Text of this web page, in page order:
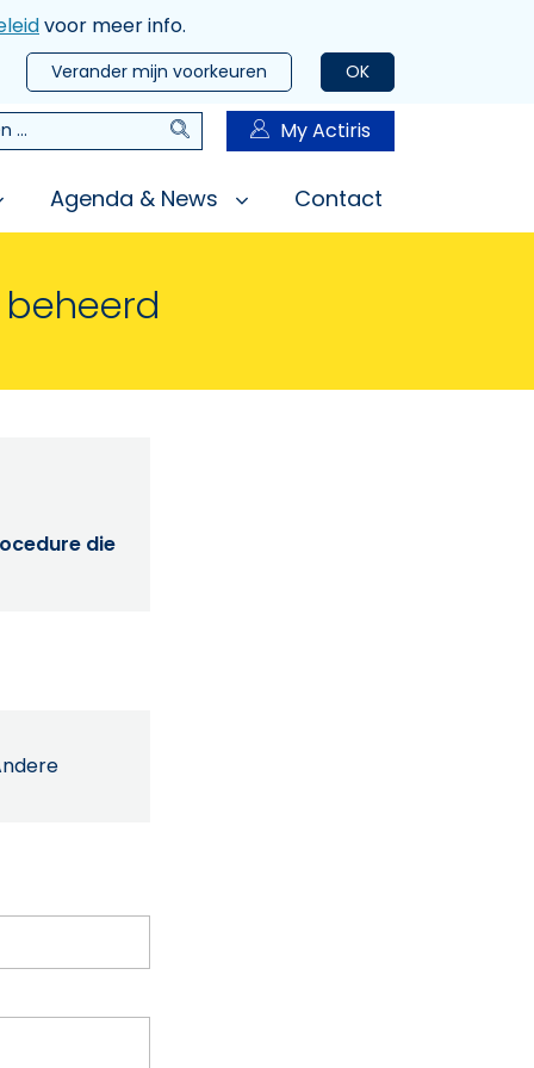
voor meer info.
OK
Verander mijn voorkeuren
Zoeken My Actiris
Agenda & News Contact
die